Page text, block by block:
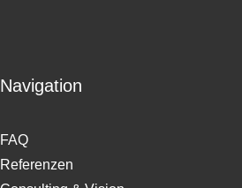
Navigation
FAQ
Referenzen